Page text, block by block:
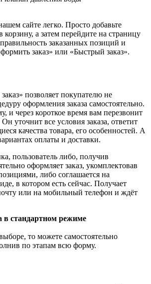
сайте легко. Просто добавьте
а затем перейдите на страницу
заказанных позиций и
заказ» или «Быстрый заказ».
позволяет покупателю не
оформления заказа самостоятельно.
и через короткое время вам перезвонит
уточнит все условия заказа, ответит
качества товара, его особенностей. А
оплаты и доставки.
пользователь либо, получив
оформляет заказ, укомплектовав
либо соглашается на
в котором есть сейчас. Получает
или на мобильный телефон и ждёт
в стандартном режиме
то можете самостоятельно
по этапам всю форму.